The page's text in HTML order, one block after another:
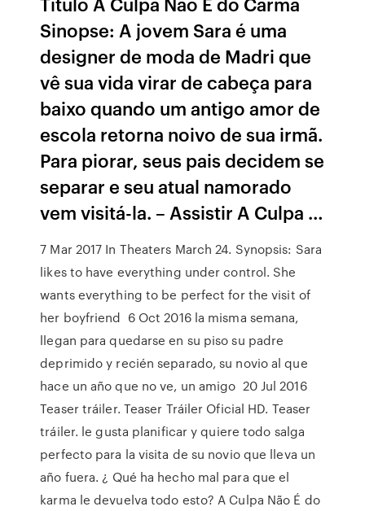
Sinopse: A jovem Sara é uma
designer de moda de Madri que
vê sua vida virar de cabeça para
baixo quando um antigo amor de
escola retorna noivo de sua irmã.
Para piorar, seus pais decidem se
separar e seu atual namorado
vem visitá-la. – Assistir A Culpa …
7 Mar 2017 In Theaters March 24. Synopsis: Sara
likes to have everything under control. She
wants everything to be perfect for the visit of
her boyfriend 6 Oct 2016 la misma semana,
llegan para quedarse en su piso su padre
deprimido y recién separado, su novio al que
hace un año que no ve, un amigo 20 Jul 2016
Teaser tráiler. Teaser Tráiler Oficial HD. Teaser
tráiler. le gusta planificar y quiere todo salga
perfecto para la visita de su novio que lleva un
año fuera. ¿ Qué ha hecho mal para que el
karma le devuelva todo esto? A Culpa Não É do